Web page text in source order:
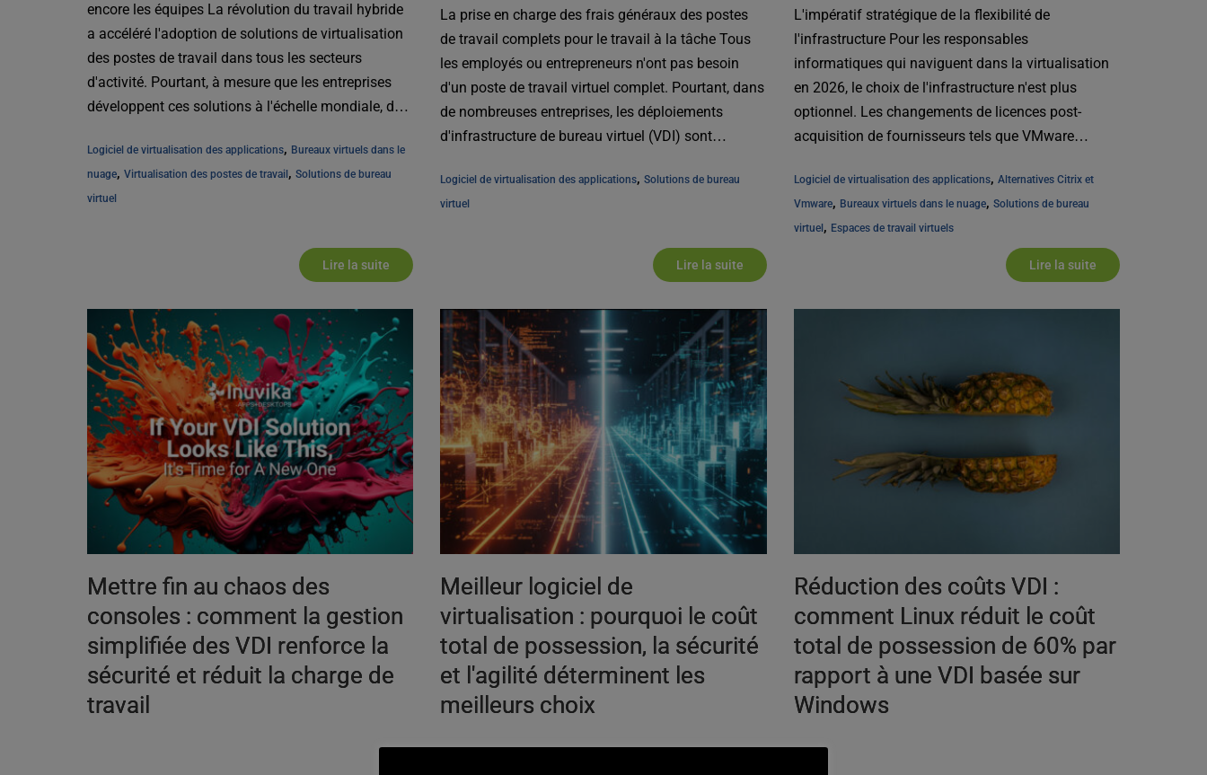
encore les équipes La révolution du travail hybride
a accéléré l'adoption de solutions de virtualisation
des postes de travail dans tous les secteurs
d'activité. Pourtant, à mesure que les entreprises
développent ces solutions à l'échelle mondiale, de
Logiciel de virtualisation des applications, Bureaux virtuels dans le
nuage, Virtualisation des postes de travail , Solutions de bureau
virtuel
Lire la suite
La prise en charge des frais généraux des postes
de travail complets pour le travail à la tâche Tous
les employés ou entrepreneurs n'ont pas besoin
d'un poste de travail virtuel complet. Pourtant, dans
de nombreuses entreprises, les déploiements
d'infrastructure de bureau virtuel (VDI) sont
Logiciel de virtualisation des applications, Solutions de bureau
virtuel
Lire la suite
L'impératif stratégique de la flexibilité de
l'infrastructure Pour les responsables
informatiques qui naviguent dans la virtualisation
en 2026, le choix de l'infrastructure n'est plus
optionnel. Les changements de licences post-
acquisition de fournisseurs tels que VMware
Logiciel de virtualisation des applications, Alternatives Citrix et
Vmware, Bureaux virtuels dans le nuage, Solutions de bureau
virtuel, Espaces de travail virtuels
Lire la suite
Mettre fin au chaos des
consoles : comment la gestion
simplifiée des VDI renforce la
sécurité et réduit la charge de
travail
Meilleur logiciel de
virtualisation : pourquoi le coût
total de possession, la sécurité
et l'agilité déterminent les
meilleurs choix
Réduction des coûts VDI :
comment Linux réduit le coût
total de possession de 60% par
rapport à une VDI basée sur
Windows